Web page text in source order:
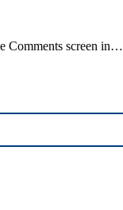
Comments screen in…